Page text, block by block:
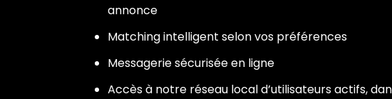
annonce
Matching intelligent selon vos préférences
Messagerie sécurisée en ligne
Accès à notre réseau local d’utilisateurs actifs,